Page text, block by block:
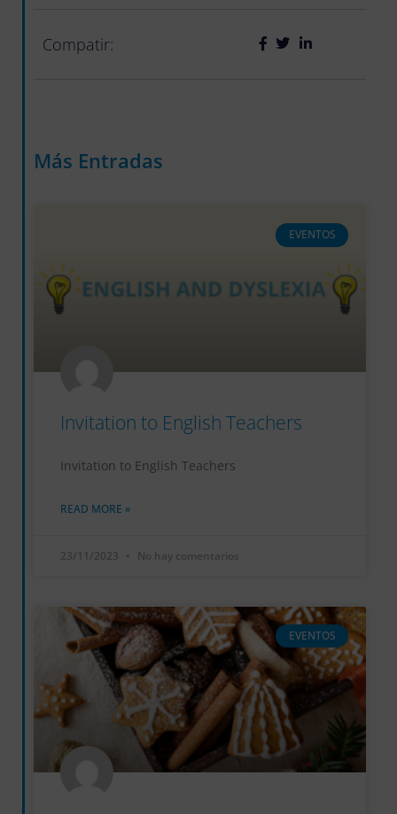
Compatir:
Más Entradas
EVENTOS
Invitation to English Teachers
Invitation to English Teachers
READ MORE »
23/11/2023 No hay comentarios
EVENTOS